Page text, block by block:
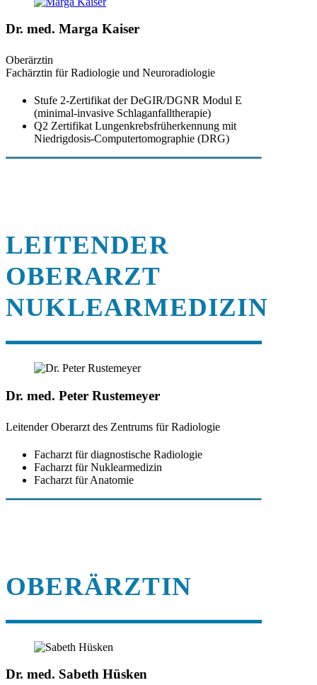
Dr. med. Marga Kaiser
Oberärztin
Fachärztin für Radiologie und Neuroradiologie
Stufe 2-Zertifikat der DeGIR/DGNR Modul E
(minimal-invasive Schlaganfalltherapie)
Q2 Zertifikat Lungenkrebsfrüherkennung mit
Niedrigdosis-Computertomographie (DRG)
LEITENDER
OBERARZT
NUKLEARMEDIZIN
Dr. med. Peter Rustemeyer
Leitender Oberarzt des Zentrums für Radiologie
Facharzt für diagnostische Radiologie
Facharzt für Nuklearmedizin
Facharzt für Anatomie
OBERÄRZTIN
Dr. med. Sabeth Hüsken